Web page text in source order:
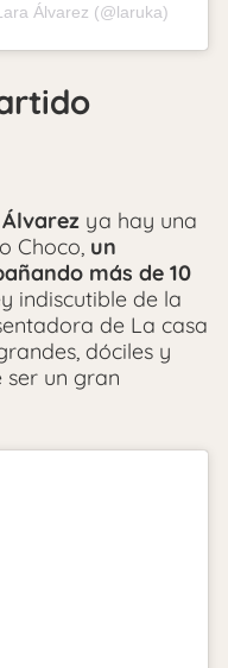
Álvarez (@laruka)
ya hay una
Choco, un
más de 10
indiscutible de la
de La casa
dóciles y
ser un gran